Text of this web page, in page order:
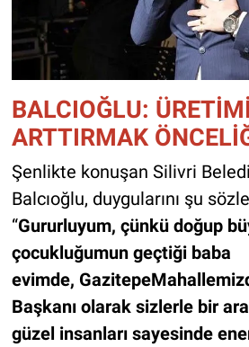
BALCIOĞLU: ÜRETİMİ
ARTTIRMAK
Şenlikte konuşan Silivri
Balcıoğlu, duygularını şu
“Gururluyum, çünkü doğup
çocukluğumun geçtiği baba
evimde,
Başkanı olarak sizlerle bir
güzel insanları sayesinde